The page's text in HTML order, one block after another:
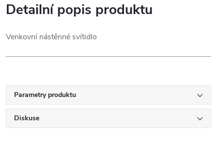
Detailní popis produktu
Venkovní nástěnné svítidlo
Parametry produktu
Diskuse